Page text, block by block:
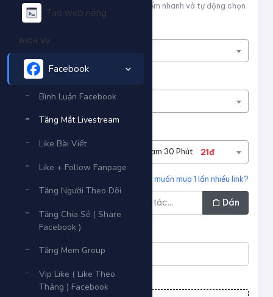
Tạo web riêng
DỊCH VỤ
Facebook
Bình Luận Facebook
Tăng Mắt Livestream
Like Bài Viết
Like + Follow Fanpage
Tăng Người Theo Dõi
Tăng Chia Sẻ ( Share
Facebook )
Tăng Mem Group
Vip Like ( Like Theo
Tháng ) Facebook
Nhập tên hoặc ID dịch vụ để tìm kiếm nhanh và tự động chọn
Phân loại
Tăng Mắt Livestream
Tăng Mắt Livestream 30 Phút 21đ
Bạn muốn mua 1 lần nhiều link?
Dán
Số lượng
Tối thiểu:30 - Tối đa:500